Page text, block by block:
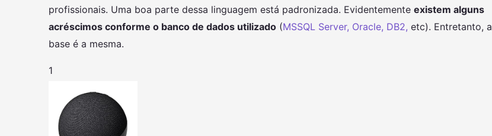
profissionais. Uma boa parte dessa linguagem está padronizada. Evidentemente existem alguns
acréscimos conforme o banco de dados utilizado (MSSQL Server, Oracle, DB2, etc). Entretanto, a
base é a mesma.
1